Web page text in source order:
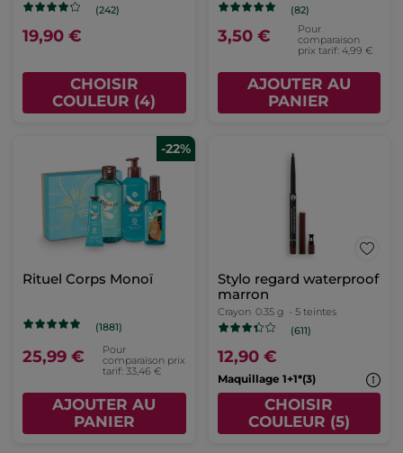
(242)
19,90 €
CHOISIR
COULEUR (4)
(82)
3,50 €
Pour
comparaison
prix tarif: 4,99 €
AJOUTER AU
PANIER
-22%
Rituel Corps Monoï
(1881)
25,99 €
Pour
comparaison prix
tarif: 33,46 €
AJOUTER AU
PANIER
Stylo regard waterproof
marron
Crayon 0.35 g - 5 teintes
(611)
12,90 €
Maquillage 1+1*(3)
CHOISIR
COULEUR (5)